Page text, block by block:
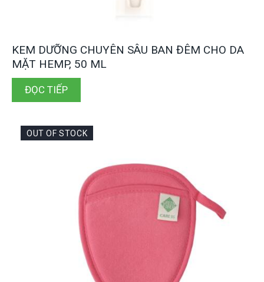
KEM DƯỠNG CHUYÊN SÂU BAN ĐÊM CHO DA
MẶT HEMP, 50 ML
ĐỌC TIẾP
OUT OF STOCK